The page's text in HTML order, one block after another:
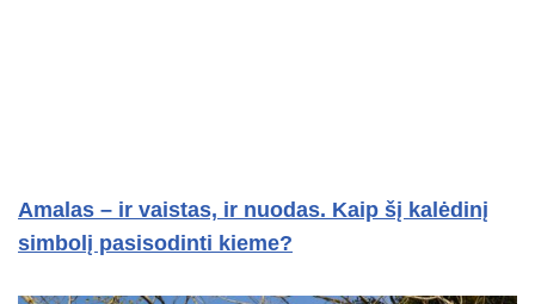
Amalas – ir vaistas, ir nuodas. Kaip šį kalėdinį
simbolį pasisodinti kieme?